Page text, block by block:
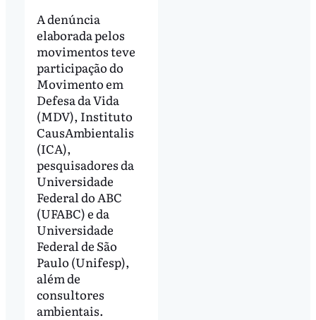
A denúncia
elaborada pelos
movimentos teve
participação do
Movimento em
Defesa da Vida
(MDV), Instituto
CausAmbientalis
(ICA),
pesquisadores da
Universidade
Federal do ABC
(UFABC) e da
Universidade
Federal de São
Paulo (Unifesp),
além de
consultores
ambientais.